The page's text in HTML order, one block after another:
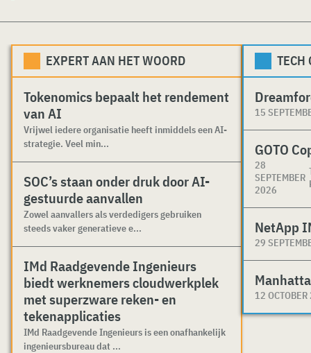
EXPERT AAN HET WOORD
Tokenomics bepaalt het rendement
van AI
Vrijwel iedere organisatie heeft inmiddels een AI-
strategie. Veel min...
SOC’s staan onder druk door AI-
gestuurde aanvallen
Zowel aanvallers als verdedigers gebruiken
steeds vaker generatieve e...
IMd Raadgevende Ingenieurs
biedt werknemers cloudwerkplek
met superzware reken- en
tekenapplicaties
IMd Raadgevende Ingenieurs is een onafhankelijk
ingenieursbureau dat ...
TECH
15
GOTO
28
SEPTEMBER
2026
NetApp
29
12